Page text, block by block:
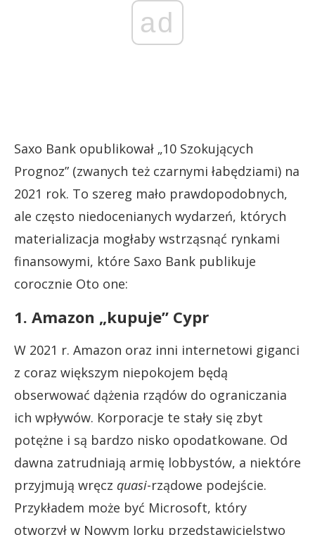
ad
Saxo Bank opublikował „10 Szokujących
Prognoz” (zwanych też czarnymi łabędziami) na
2021 rok. To szereg mało prawdopodobnych,
ale często niedocenianych wydarzeń, których
materializacja mogłaby wstrząsnąć rynkami
finansowymi, które Saxo Bank publikuje
corocznie Oto one:
1. Amazon „kupuje” Cypr
W 2021 r. Amazon oraz inni internetowi giganci
z coraz większym niepokojem będą
obserwować dążenia rządów do ograniczania
ich wpływów. Korporacje te stały się zbyt
potężne i są bardzo nisko opodatkowane. Od
dawna zatrudniają armię lobbystów, a niektóre
przyjmują wręcz quasi-rządowe podejście.
Przykładem może być Microsoft, który
otworzył w Nowym Jorku przedstawicielstwo